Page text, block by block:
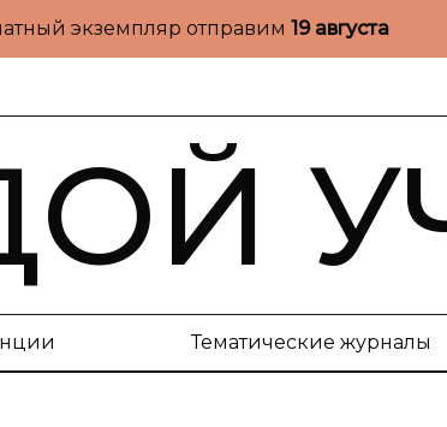
экземпляр отправим 19 августа
Тематические журналы